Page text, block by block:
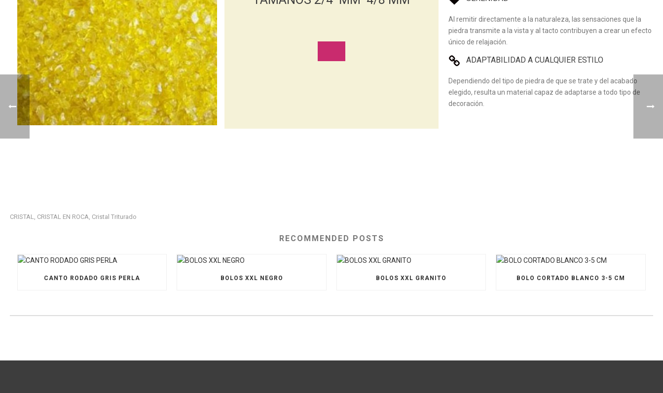
Al remitir directamente a la naturaleza, las sensaciones que la
piedra transmite a la vista y al tacto contribuyen a crear un efecto
único de relajación.
ADAPTABILIDAD A CUALQUIER ESTILO
Dependiendo del tipo de piedra de que se trate y del acabado
elegido, resulta un material capaz de adaptarse a todo tipo de
decoración.
CRISTAL , CRISTAL EN ROCA, Cristal Triturado
RECOMMENDED POSTS
CANTO RODADO GRIS PERLA BOLOS XXL NEGRO BOLOS XXL GRANITO BOLO CORTADO BLANCO 3-5 CM